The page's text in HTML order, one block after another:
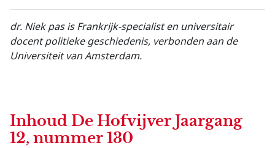
dr. Niek pas is Frankrijk-specialist en universitair
docent politieke geschiedenis, verbonden aan de
Universiteit van Amsterdam.
Inhoud De Hofvijver Jaargang
12, nummer 130